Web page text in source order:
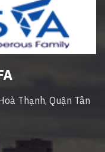
Thạnh, Quận Tân